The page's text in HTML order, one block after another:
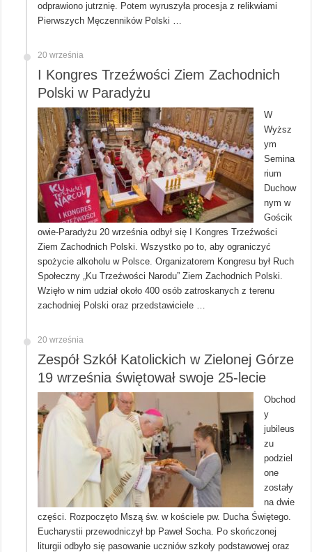
odprawiono jutrznię. Potem wyruszyła procesja z relikwiami
Pierwszych Męczenników Polski …
20 września
I Kongres Trzeźwości Ziem Zachodnich
Polski w Paradyżu
W
Wyższ
ym
Semina
rium
Duchow
nym w
Gościk
owie-Paradyżu 20 września odbył się I Kongres Trzeźwości
Ziem Zachodnich Polski. Wszystko po to, aby ograniczyć
spożycie alkoholu w Polsce. Organizatorem Kongresu był Ruch
Społeczny „Ku Trzeźwości Narodu” Ziem Zachodnich Polski.
Wzięło w nim udział około 400 osób zatroskanych z terenu
zachodniej Polski oraz przedstawiciele …
20 września
Zespół Szkół Katolickich w Zielonej Górze
19 września świętował swoje 25-lecie
Obchod
y
jubileus
zu
podziel
one
zostały
na dwie
części. Rozpoczęto Mszą św. w kościele pw. Ducha Świętego.
Eucharystii przewodniczył bp Paweł Socha. Po skończonej
liturgii odbyło się pasowanie uczniów szkoły podstawowej oraz